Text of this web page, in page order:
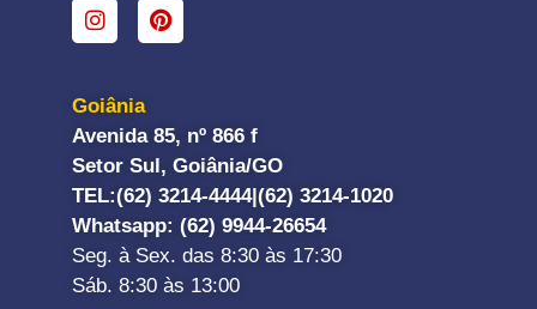
Goiânia
Avenida 85, nº 866 f
Setor Sul, Goiânia/GO
TEL:(62) 3214-4444|(62) 3214-1020
Whatsapp: (62) 9944-26654
Seg. à Sex. das 8:30 às 17:30
Sáb. 8:30 às 13:00